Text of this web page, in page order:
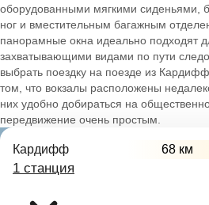
оборудованными мягкими сиденьями,
ног и вместительным багажным
панорамные окна идеально подходят
захватывающими видами по пути
выбрать поездку на поезде из
том, что вокзалы расположены
них удобно добираться на
передвижение очень простым.
Кардифф 68 км
1 станция